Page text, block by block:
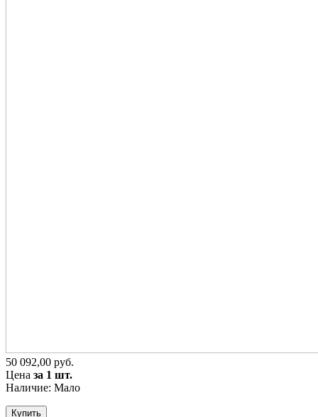
50 092,00 руб.
Цена за 1 шт.
Наличие: Мало